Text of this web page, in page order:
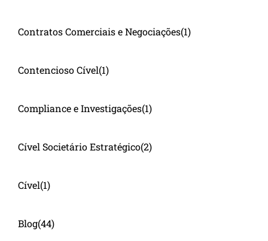
Contratos Comerciais e Negociações(1)
Contencioso Cível(1)
Compliance e Investigações(1)
Cível Societário Estratégico(2)
Cível(1)
Blog(44)